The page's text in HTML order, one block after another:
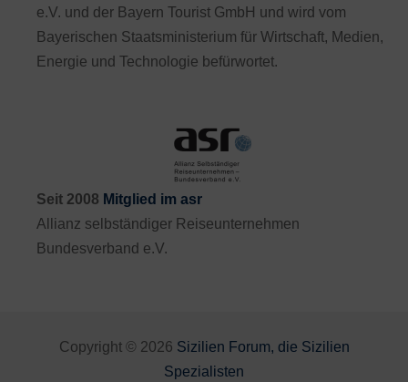
e.V. und der Bayern Tourist GmbH und wird vom
Bayerischen Staatsministerium für Wirtschaft, Medien,
Energie und Technologie befürwortet.
Seit 2008 Mitglied im asr
Allianz selbständiger Reiseunternehmen
Bundesverband e.V.
Copyright © 2026 Sizilien Forum, die Sizilien
Spezialisten